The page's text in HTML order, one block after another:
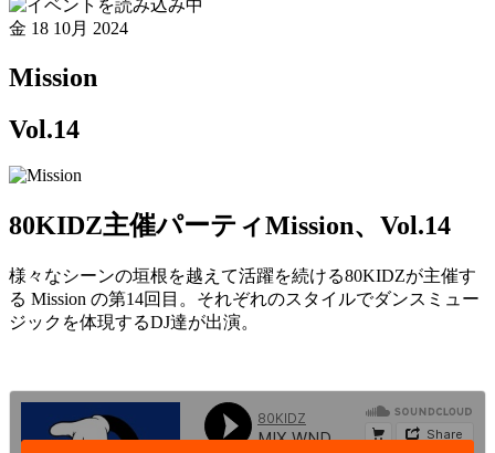
金 18 10月 2024
Mission
Vol.14
80KIDZ主催パーティMission、Vol.14
様々なシーンの垣根を越えて活躍を続ける80KIDZが主催す
る Mission の第14回目。それぞれのスタイルでダンスミュー
ジックを体現するDJ達が出演。